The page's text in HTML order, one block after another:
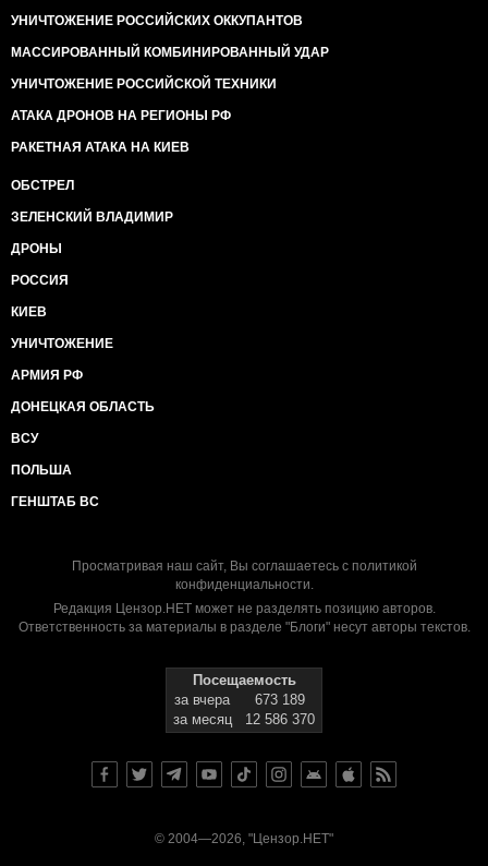
УНИЧТОЖЕНИЕ РОССИЙСКИХ ОККУПАНТОВ
МАССИРОВАННЫЙ КОМБИНИРОВАННЫЙ УДАР
УНИЧТОЖЕНИЕ РОССИЙСКОЙ ТЕХНИКИ
АТАКА ДРОНОВ НА РЕГИОНЫ РФ
РАКЕТНАЯ АТАКА НА КИЕВ
ОБСТРЕЛ
ЗЕЛЕНСКИЙ ВЛАДИМИР
ДРОНЫ
РОССИЯ
КИЕВ
УНИЧТОЖЕНИЕ
АРМИЯ РФ
ДОНЕЦКАЯ ОБЛАСТЬ
ВСУ
ПОЛЬША
ГЕНШТАБ ВС
Просматривая наш сайт, Вы соглашаетесь с политикой
конфиденциальности.
Редакция Цензор.НЕТ может не разделять позицию авторов.
Ответственность за материалы в разделе "Блоги" несут авторы текстов.
Посещаемость
за вчера
673 189
за месяц
12 586 370
© 2004—2026, "Цензор.НЕТ"